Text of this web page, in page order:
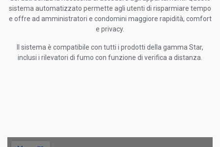
sistema automatizzato permette agli utenti di risparmiare tempo
e offre ad amministratori e condomini maggiore rapidità, comfort
e privacy.
Il sistema è compatibile con tutti i prodotti della gamma Star,
inclusi i rilevatori di fumo con funzione di verifica a distanza.